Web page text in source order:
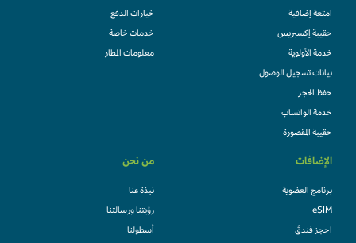
امتعة إضافية
حقيبة إكسبريس
خدمة الأولوية
بيانات تسجيل الوصول
حفظ الحجز
خدمة الواتساب
حقيبة المقصورة
خيارات الدفع
خدمات خاصة
معلومات المطار
الإضافات
برنامج العضوية
eSIM
احجز فندقً
من نحن
نبذة عنا
رؤيتنا ورسالتنا
أسطولنا